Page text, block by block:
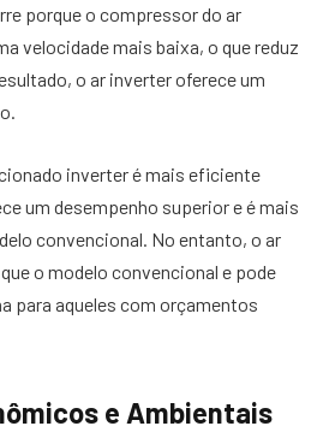
porque o compressor do ar
velocidade mais baixa, o que reduz
o ar inverter oferece um
inverter é mais eficiente
um desempenho superior e é mais
convencional. No entanto, o ar
o modelo convencional e pode
para aqueles com orçamentos
e Ambientais